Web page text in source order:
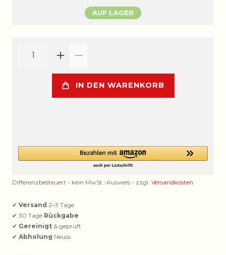
AUF LAGER
IN DEN WARENKORB
Differenzbesteuert - kein MwSt.-Ausweis - zzgl. Versandkosten
✔ Versand 2–3 Tage
✔ 30 Tage Rückgabe
✔ Gereinigt & geprüft
✔ Abholung Neuss